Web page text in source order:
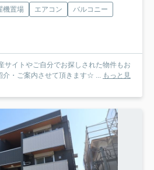
機置場 エアコン
バルコニー
サイトやご自分でお探しされた物件もお
介・ご案内させて頂きます☆ ... もっと見